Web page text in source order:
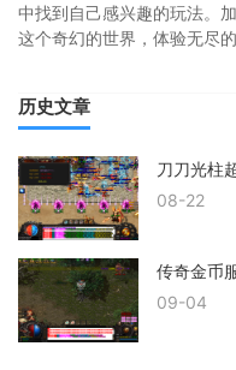
中找到自己感兴趣的玩法。
这个奇幻的世界，体验无尽
历史文章
刀刀光柱
08-22
传奇金币
09-04